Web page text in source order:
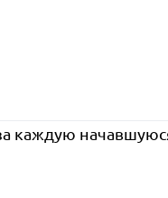
каждую